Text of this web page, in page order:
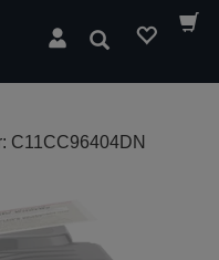
Suchen
C11CC96404DN